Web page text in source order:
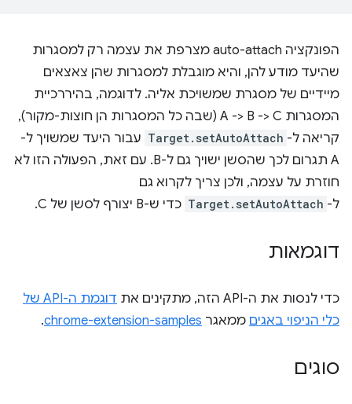
הפונקציה auto-attach מצרפת את עצמה רק למסגרות
שהיעד מודע להן, והיא מוגבלת למסגרות שהן צאצאים
מיידיים של מסגרת שמשויכת אליה. לדוגמה, בהיררכיית
המסגרות A -> B -> C (שבה כל המסגרות הן חוצות-מקור),
קריאה ל- Target.setAutoAttach עבור היעד שמשויך ל-
A תגרום לכך שהסשן ישויך גם ל-B. עם זאת, הפעולה הזו לא
חוזרת על עצמה, ולכן צריך לקרוא גם
ל- Target.setAutoAttach כדי ש-B יצורף לסשן של C.
דוגמאות
כדי לנסות את ה-API הזה, מתקינים את
דוגמת ה-API של
כלי הניפוי באגים ממאגר chrome-extension-samples
.
סוגים